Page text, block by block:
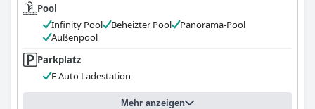
Pool
Infinity Pool
Beheizter Pool
Panorama-Pool
Außenpool
Parkplatz
E Auto Ladestation
Mehr anzeigen